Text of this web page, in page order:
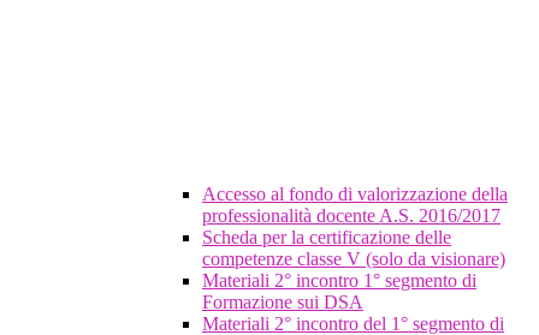
Accesso al fondo di valorizzazione della
professionalità docente A.S. 2016/2017
Scheda per la certificazione delle
competenze classe V (solo da visionare)
Materiali 2° incontro 1° segmento di
Formazione sui DSA
Materiali 2° incontro del 1° segmento di